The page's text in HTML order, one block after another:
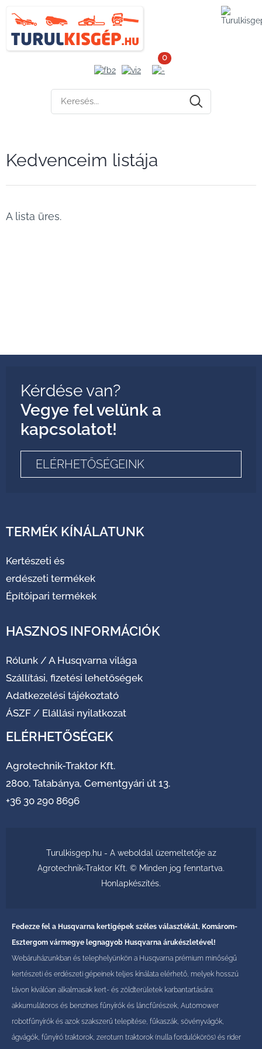
0
Kedvenceim listája
A lista üres.
Kérdése van?
Vegye fel velünk a
kapcsolatot!
ELÉRHETŐSÉGEINK
TERMÉK KÍNÁLATUNK
Kertészeti és
erdészeti termékek
Építőipari termékek
HASZNOS INFORMÁCIÓK
Rólunk / A Husqvarna világa
Szállítási, fizetési lehetőségek
Adatkezelési tájékoztató
ÁSZF / Elállási nyilatkozat
ELÉRHETŐSÉGEK
Agrotechnik-Traktor Kft.
2800, Tatabánya, Cementgyári út 13.
+36 30 290 8696
Turulkisgep.hu - A weboldal üzemeltetője az
Agrotechnik-Traktor Kft. © Minden jog fenntartva.
Honlapkészítés.
Fedezze fel a Husqvarna kertigépek széles választékát, Komárom-
Esztergom vármegye legnagyob Husqvarna árukészletével!
Webáruházunkban és telephelyünkön a Husqvarna prémium minőségű
kertészeti és erdészeti gépeinek teljes kínálata elérhető, melyek hosszú
távon kiválóan alkalmasak kert- és zöldterületek karbantartására:
akkumulátoros és benzines fűnyírók és láncfűrészek, Automower
robotfűnyírók és azok szakszerű telepítése, fűkaszák, sövényvágók,
ágvágók, fűnyíró traktorok, zeroturn traktorok (nulla fordulókörös) és rider